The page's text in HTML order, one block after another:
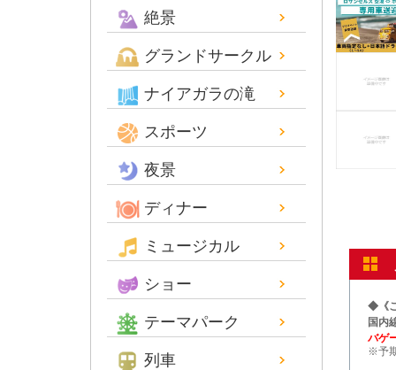
絶景
グランドサークル
ナイアガラの滝
スポーツ
夜景
ディナー
ミュージカル
ショー
テーマパーク
列車
◆《
国内
バゲ
※予